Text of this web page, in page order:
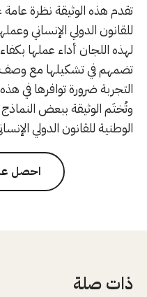
تقدم هذه الوثيقة نظرة
للقانون الدولي الإنساني
لهذه اللجان أداء عملها
تضمهم في تشكيلها مع
التجربة ضرورة توافرها في
وتُختَم الوثيقة ببعض
الوطنية للقانون الدولي
احصل
ذات صلة